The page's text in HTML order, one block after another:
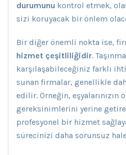
durumunu kontrol etmek,
sizi koruyacak bir önlem
Bir diğer önemli nokta ise,
hizmet çeşitliliğidir.
karşılaşabileceğiniz farklı
sunan firmalar, genellikle
edilir. Örneğin, eşyalarınızın
gereksinimlerini yerine
profesyonel bir hizmet
sürecinizi daha sorunsuz